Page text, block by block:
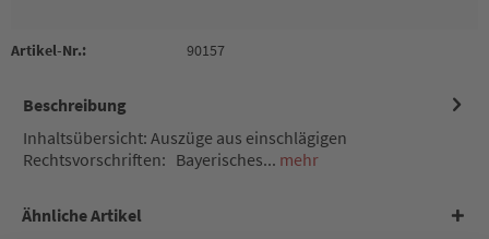
Artikel-Nr.: 90157
Beschreibung
Inhaltsübersicht: Auszüge aus einschlägigen
Rechtsvorschriften: Bayerisches... mehr
Ähnliche Artikel